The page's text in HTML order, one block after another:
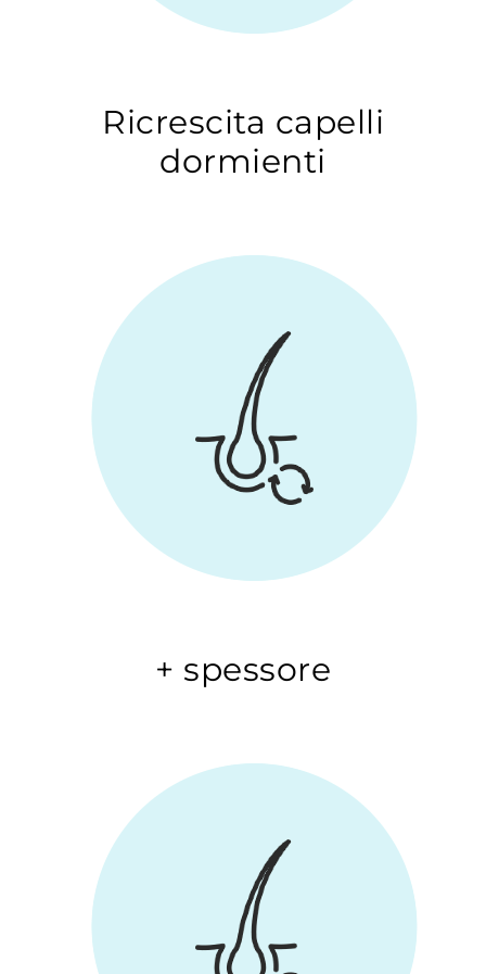
Ricrescita capelli
dormienti
+ spessore